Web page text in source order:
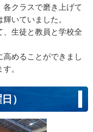
クラスで磨き上げて
いていました。
生徒と教員と学校全
めることができまし
。
）